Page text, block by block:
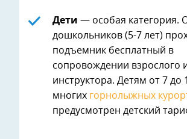
Дети — особая категория.
дошкольников (5-7 лет)
подъемник бесплатный в
сопровождении взрослого
инструктора. Детям от 7 до
многих горнолыжных
предусмотрен детский